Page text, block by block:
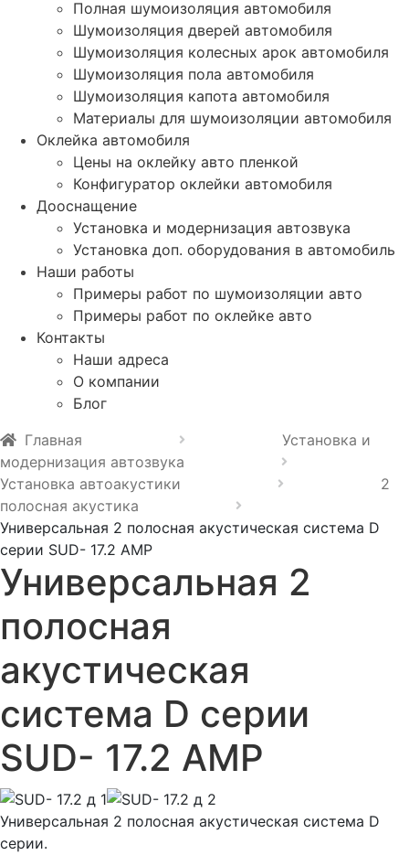
Полная шумоизоляция автомобиля
Шумоизоляция дверей автомобиля
Шумоизоляция колесных арок автомобиля
Шумоизоляция пола автомобиля
Шумоизоляция капота автомобиля
Материалы для шумоизоляции автомобиля
Оклейка автомобиля
Цены на оклейку авто пленкой
Конфигуратор оклейки автомобиля
Дооснащение
Установка и модернизация автозвука
Установка доп. оборудования в автомобиль
Наши работы
Примеры работ по шумоизоляции авто
Примеры работ по оклейке авто
Контакты
Наши адреса
О компании
Блог
Главная
Установка и
модернизация автозвука
Установка автоакустики
2
полосная акустика
Универсальная 2 полосная акустическая система D
серии SUD- 17.2 AMP
Универсальная 2
полосная
акустическая
система D серии
SUD- 17.2 AMP
Универсальная 2 полосная акустическая система D
серии.